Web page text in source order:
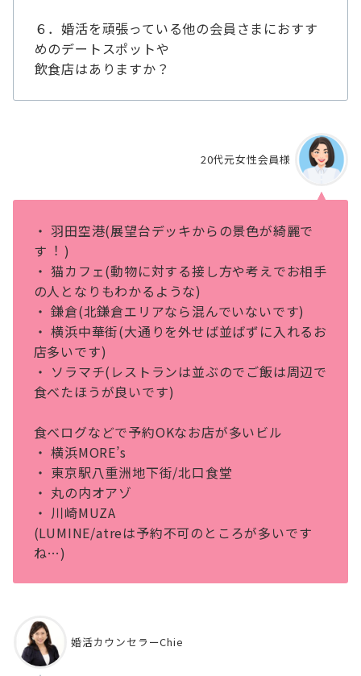
６．婚活を頑張っている他の会員さまにおすす
めのデートスポットや
飲食店はありますか？
20代元女性会員様
・ ⽻⽥空港(展望台デッキからの景⾊が綺麗で
す︕ )
・ 猫カフェ(動物に対する接し⽅や考えでお相⼿
の⼈となりもわかるような)
・ 鎌倉(北鎌倉エリアなら混んでいないです)
・ 横浜中華街(⼤通りを外せば並ばずに⼊れるお
店多いです)
・ ソラマチ(レストランは並ぶのでご飯は周辺で
⾷べたほうが良いです)
⾷べログなどで予約OKなお店が多いビル
・ 横浜MORE’s
・ 東京駅⼋重洲地下街/北⼝⾷堂
・ 丸の内オアゾ
・ 川崎MUZA
(LUMINE/atreは予約不可のところが多いです
ね…)
婚活カウンセラーChie